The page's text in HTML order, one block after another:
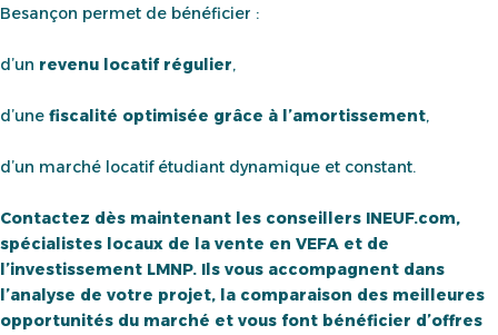
Besançon permet de bénéficier :
d’un revenu locatif régulier,
d’une fiscalité optimisée grâce à l’amortissement,
d’un marché locatif étudiant dynamique et constant.
Contactez dès maintenant les conseillers INEUF.com,
spécialistes locaux de la vente en VEFA et de
l’investissement LMNP. Ils vous accompagnent dans
l’analyse de votre projet, la comparaison des meilleures
opportunités du marché et vous font bénéficier d’offres